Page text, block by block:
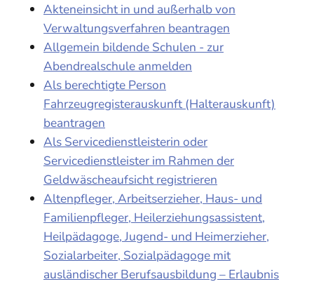
Akteneinsicht in und außerhalb von
Verwaltungsverfahren beantragen
Allgemein bildende Schulen - zur
Abendrealschule anmelden
Als berechtigte Person
Fahrzeugregisterauskunft (Halterauskunft)
beantragen
Als Servicedienstleisterin oder
Servicedienstleister im Rahmen der
Geldwäscheaufsicht registrieren
Altenpfleger, Arbeitserzieher, Haus- und
Familienpfleger, Heilerziehungsassistent,
Heilpädagoge, Jugend- und Heimerzieher,
Sozialarbeiter, Sozialpädagoge mit
ausländischer Berufsausbildung – Erlaubnis